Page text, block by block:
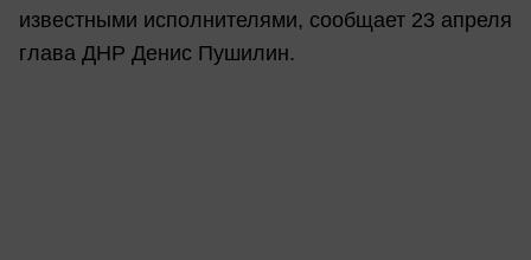
известными исполнителями, сообщает 23 апреля
глава ДНР Денис Пушилин.